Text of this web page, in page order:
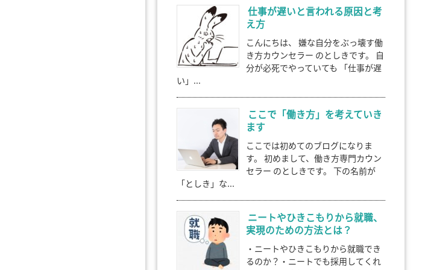
仕事が遅いと言われる原因と考
え方
こんにちは、 嫌な自分をぶっ壊す働
き方カウンセラー のとしきです。 自
分が必死でやっていても 「仕事が遅
い」...
ここで「働き方」を考えていき
ます
ここでは初めてのブログになりま
す。 初めまして、働き方専門カウン
セラー のとしきです。 下の名前が
「としき」な...
ニートやひきこもりから就職、
実現のための方法とは？
・ニートやひきこもりから就職でき
るのか？・ニートでも採用してくれ